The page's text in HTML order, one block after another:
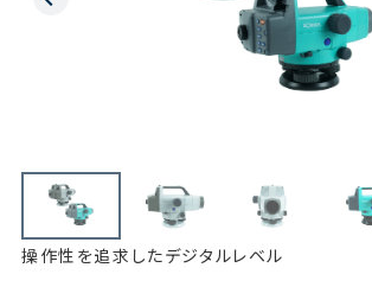
操作性を追求したデジタルレベル